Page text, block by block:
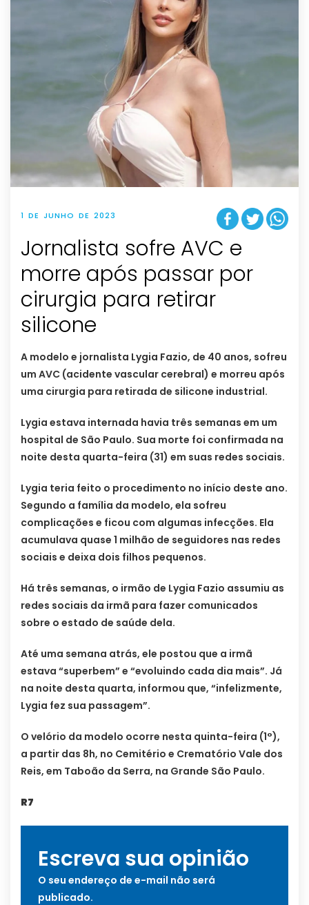
1 DE JUNHO DE 2023
Jornalista sofre AVC e
morre após passar por
cirurgia para retirar
silicone
A modelo e jornalista Lygia Fazio, de 40 anos, sofreu
um AVC (acidente vascular cerebral) e morreu após
uma cirurgia para retirada de silicone industrial.
Lygia estava internada havia três semanas em um
hospital de São Paulo. Sua morte foi confirmada na
noite desta quarta-feira (31) em suas redes sociais.
Lygia teria feito o procedimento no início deste ano.
Segundo a família da modelo, ela sofreu
complicações e ficou com algumas infecções. Ela
acumulava quase 1 milhão de seguidores nas redes
sociais e deixa dois filhos pequenos.
Há três semanas, o irmão de Lygia Fazio assumiu as
redes sociais da irmã para fazer comunicados
sobre o estado de saúde dela.
Até uma semana atrás, ele postou que a irmã
estava “superbem” e “evoluindo cada dia mais”. Já
na noite desta quarta, informou que, “infelizmente,
Lygia fez sua passagem”.
O velório da modelo ocorre nesta quinta-feira (1°),
a partir das 8h, no Cemitério e Crematório Vale dos
Reis, em Taboão da Serra, na Grande São Paulo.
R7
Escreva sua opinião
O seu endereço de e-mail não será
publicado.